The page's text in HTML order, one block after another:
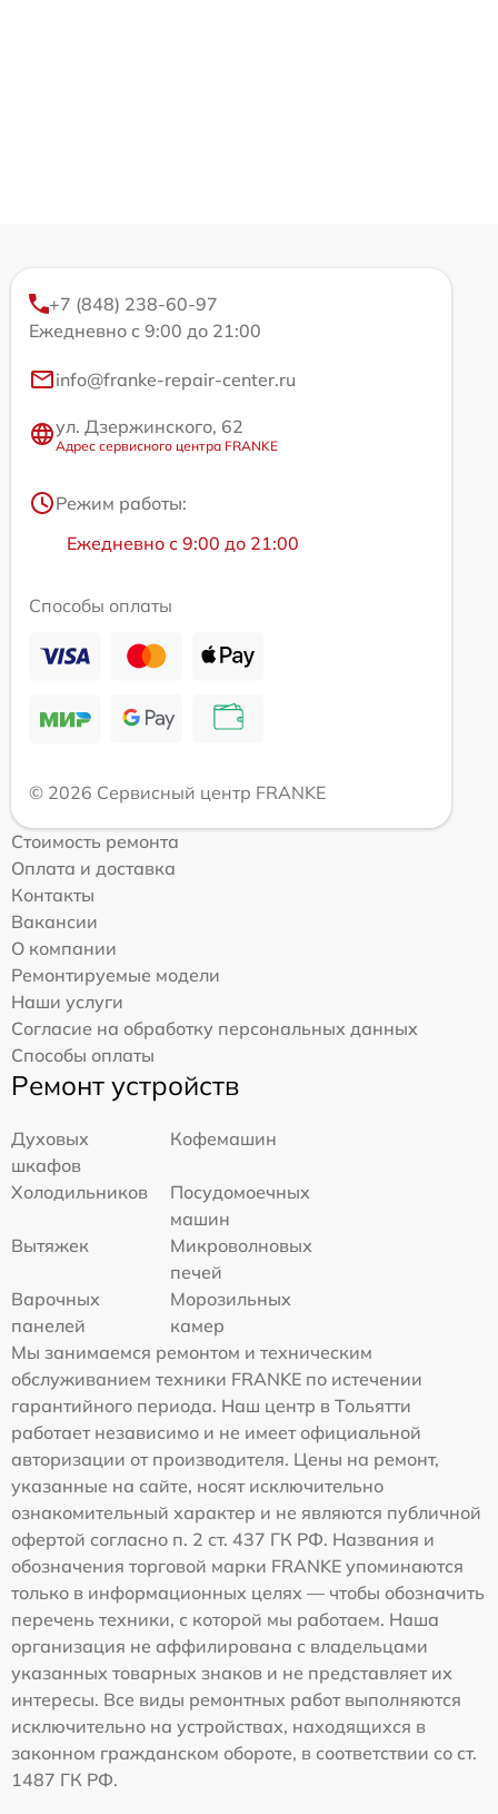
+7 (848) 238-60-97
Ежедневно с 9:00 до 21:00
info@franke-repair-center.ru
ул. Дзержинского, 62
Адрес сервисного центра FRANKE
Режим работы:
Ежедневно с 9:00 до 21:00
Способы оплаты
© 2026 Сервисный центр FRANKE
Стоимость ремонта
Оплата и доставка
Контакты
Вакансии
О компании
Ремонтируемые модели
Наши услуги
Согласие на обработку персональных данных
Способы оплаты
Ремонт устройств
Духовых
шкафов
Кофемашин
Холодильников
Посудомоечных
машин
Вытяжек
Микроволновых
печей
Варочных
панелей
Морозильных
камер
Мы занимаемся ремонтом и техническим
обслуживанием техники FRANKE по истечении
гарантийного периода. Наш центр в Тольятти
работает независимо и не имеет официальной
авторизации от производителя. Цены на ремонт,
указанные на сайте, носят исключительно
ознакомительный характер и не являются публичной
офертой согласно п. 2 ст. 437 ГК РФ. Названия и
обозначения торговой марки FRANKE упоминаются
только в информационных целях — чтобы обозначить
перечень техники, с которой мы работаем. Наша
организация не аффилирована с владельцами
указанных товарных знаков и не представляет их
интересы. Все виды ремонтных работ выполняются
исключительно на устройствах, находящихся в
законном гражданском обороте, в соответствии со ст.
1487 ГК РФ.